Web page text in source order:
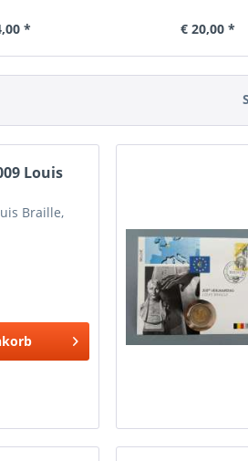
* € 20,00 *
Louis
Braille,